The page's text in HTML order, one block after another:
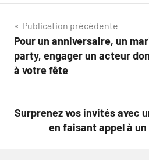
Navigation
de
l’article
Publication précédente
Pour un anniversaire, un
party, engager un acteur
à votre fête
Surprenez vos invités avec
en faisant appel à